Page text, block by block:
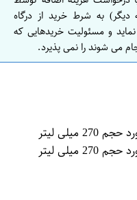
به شرط خرید از درگاه
و مسئولیت خریدهایی که
می شوند را نمی پذیرد.
لیتر
لیتر